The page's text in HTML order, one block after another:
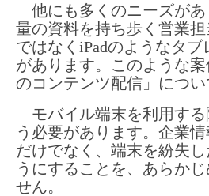
他にも多くのニーズが
量の資料を持ち歩く営業
ではなくiPadのようなタ
があります。このような
のコンテンツ配信」につい
モバイル端末を利用す
う必要があります。企業
だけでなく、端末を紛失
うにすることを、あらか
せん。